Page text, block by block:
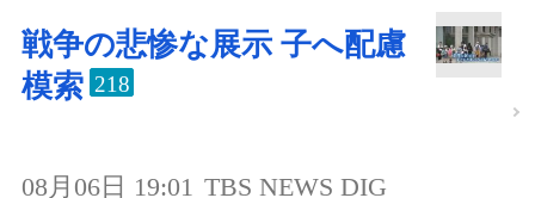
戦争の悲惨な展示 子へ配慮
模索 218
08月06日 19:01 TBS NEWS DIG